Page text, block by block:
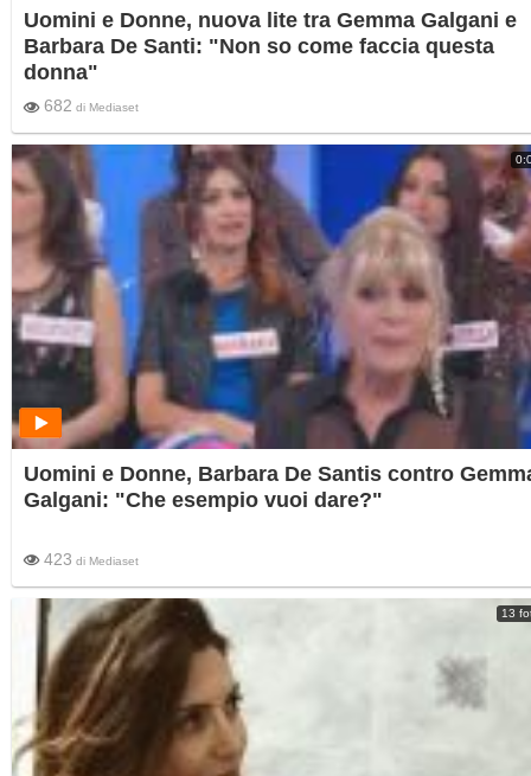
Uomini e Donne, nuova lite tra Gemma Galgani e
Barbara De Santi: "Non so come faccia questa
donna"
682 di Mediaset
Uomini e Donne, Barbara De Santis contro
Galgani: "Che esempio vuoi dare?"
423 di Mediaset
13